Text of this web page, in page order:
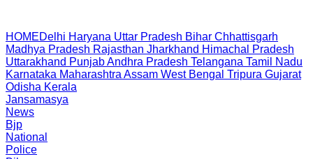
HOMEDelhi Haryana Uttar Pradesh Bihar Chhattisgarh
Madhya Pradesh Rajasthan Jharkhand Himachal Pradesh
Uttarakhand PunjabAndhra Pradesh Telangana Tamil Nadu
Karnataka Maharashtra Assam West Bengal Tripura Gujarat
Odisha Kerala
Jansamasya
News
Bjp
National
Police